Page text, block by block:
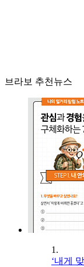
브라보 추천뉴스
1.
‘내게